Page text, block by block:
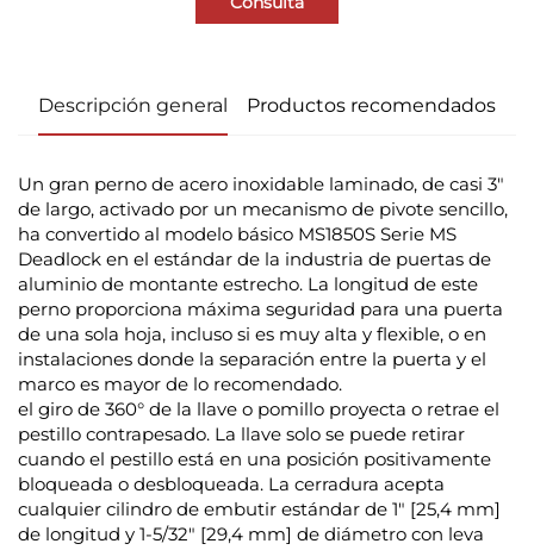
Descripción general Productos recomendados
Un gran perno de acero inoxidable laminado, de casi 3"
de largo, activado por un mecanismo de pivote sencillo,
ha convertido al modelo básico MS1850S Serie MS
Deadlock en el estándar de la industria de puertas de
aluminio de montante estrecho. La longitud de este
perno proporciona máxima seguridad para una puerta
de una sola hoja, incluso si es muy alta y flexible, o en
instalaciones donde la separación entre la puerta y el
marco es mayor de lo recomendado.
el giro de 360° de la llave o pomillo proyecta o retrae el
pestillo contrapesado. La llave solo se puede retirar
cuando el pestillo está en una posición positivamente
bloqueada o desbloqueada. La cerradura acepta
cualquier cilindro de embutir estándar de 1" [25,4 mm]
de longitud y 1-5/32" [29,4 mm] de diámetro con leva